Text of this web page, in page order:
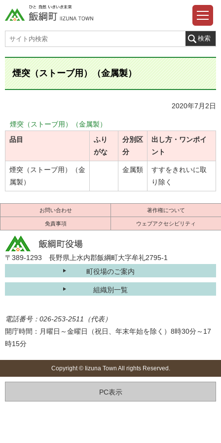
煙突（ストーブ用）（金属製）
2020年7月2日
煙突（ストーブ用）（金属製）
品目
ふり
がな
分別区
分
出し方・ワンポイ
ント
煙突（ストーブ用）（金
属製）
金属類
すすをきれいに取
り除く
お問い合わせ 著作権について
免責事項 ウェブアクセシビリティ
〒389-1293 長野県上水内郡飯綱町大字牟礼2795-1
町役場のご案内
組織別一覧
電話番号：026-253-2511（代表）
開庁時間：月曜日～金曜日（祝日、年末年始を除く）8時30分～17
時15分
Copyright © Iizuna Town All rights Reserved.
PC表示